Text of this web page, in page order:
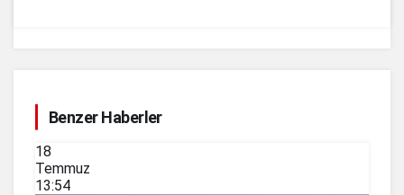
Benzer Haberler
18
Temmuz
13:54